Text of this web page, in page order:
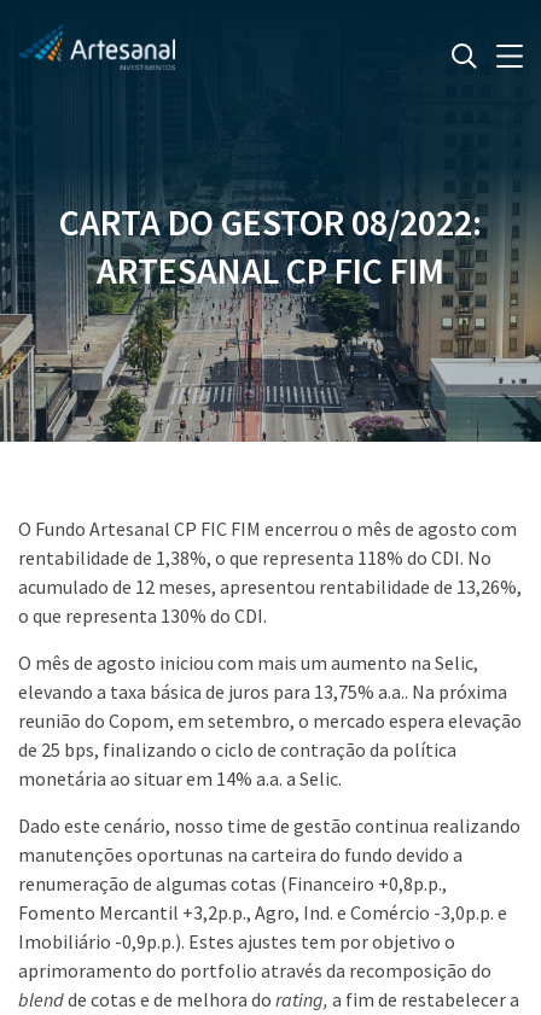
CARTA DO GESTOR 08/2022:
ARTESANAL CP FIC FIM
O Fundo Artesanal CP FIC FIM encerrou o mês de agosto com
rentabilidade de 1,38%, o que representa 118% do CDI. No
acumulado de 12 meses, apresentou rentabilidade de 13,26%,
o que representa 130% do CDI.
O mês de agosto iniciou com mais um aumento na Selic,
elevando a taxa básica de juros para 13,75% a.a.. Na próxima
reunião do Copom, em setembro, o mercado espera elevação
de 25 bps, finalizando o ciclo de contração da política
monetária ao situar em 14% a.a. a Selic.
Dado este cenário, nosso time de gestão continua realizando
manutenções oportunas na carteira do fundo devido a
renumeração de algumas cotas (Financeiro +0,8p.p.,
Fomento Mercantil +3,2p.p., Agro, Ind. e Comércio -3,0p.p. e
Imobiliário -0,9p.p.). Estes ajustes tem por objetivo o
aprimoramento do portfolio através da recomposição do
blendde cotas e de melhora do rating, a fim de restabelecer a